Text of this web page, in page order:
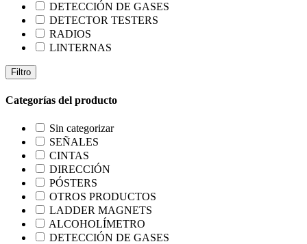
DETECCIÓN DE GASES
DETECTOR TESTERS
RADIOS
LINTERNAS
Filtro
Categorías del producto
Sin categorizar
SEÑALES
CINTAS
DIRECCIÓN
PÓSTERS
OTROS PRODUCTOS
LADDER MAGNETS
ALCOHOLÍMETRO
DETECCIÓN DE GASES